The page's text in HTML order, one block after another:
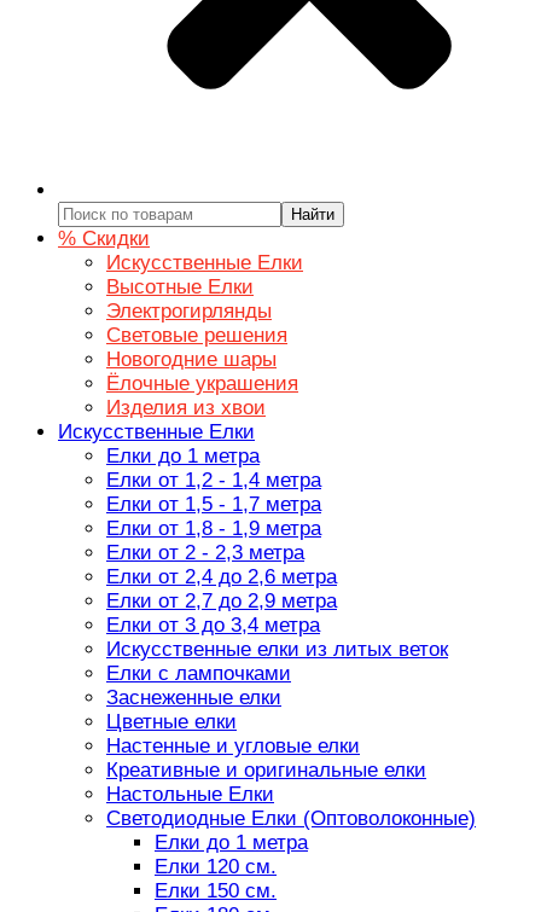
Найти
% Скидки
Искусственные Елки
Высотные Елки
Электрогирлянды
Световые решения
Новогодние шары
Ёлочные украшения
Изделия из хвои
Искусственные Елки
Елки до 1 метра
Елки от 1,2 - 1,4 метра
Елки от 1,5 - 1,7 метра
Елки от 1,8 - 1,9 метра
Елки от 2 - 2,3 метра
Елки от 2,4 до 2,6 метра
Елки от 2,7 до 2,9 метра
Елки от 3 до 3,4 метра
Искусственные елки из литых веток
Елки с лампочками
Заснеженные елки
Цветные елки
Настенные и угловые елки
Креативные и оригинальные елки
Настольные Елки
Светодиодные Елки (Оптоволоконные)
Елки до 1 метра
Елки 120 см.
Елки 150 см.